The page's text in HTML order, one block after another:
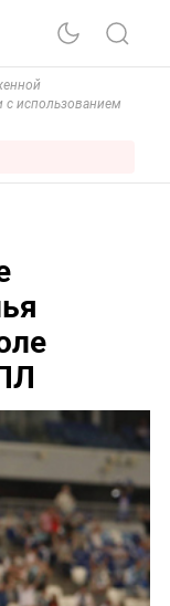
с использованием